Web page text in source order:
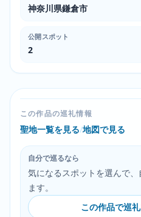
神奈川県鎌倉市
公開スポット
2
この作品の巡礼情報
聖地一覧を見る/地図で見る
自分で巡るなら
気になるスポットを選んで
ます。
この作品で巡